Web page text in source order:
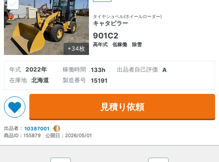
+34枚
タイヤショベル(ホイールローダー)
キャタピラー
901C2
高年式 低稼働 除雪
年式 2022年 稼働時間 133h 出品者自己評価
A
在庫地
北海道 製造番号 15191
見積り依頼
出品者： 10387001
商品ID： 155879 公開日： 2026/05/01